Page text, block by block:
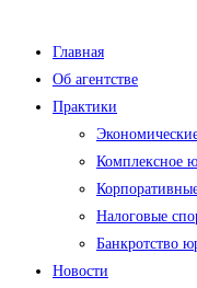
Главная
Об агентстве
Практики
Комплексное
Налоговые
Банкротство
Новости